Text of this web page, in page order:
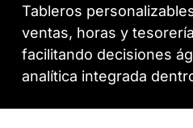
Tableros
ventas, horas y
facilitando decisiones
analítica integrada